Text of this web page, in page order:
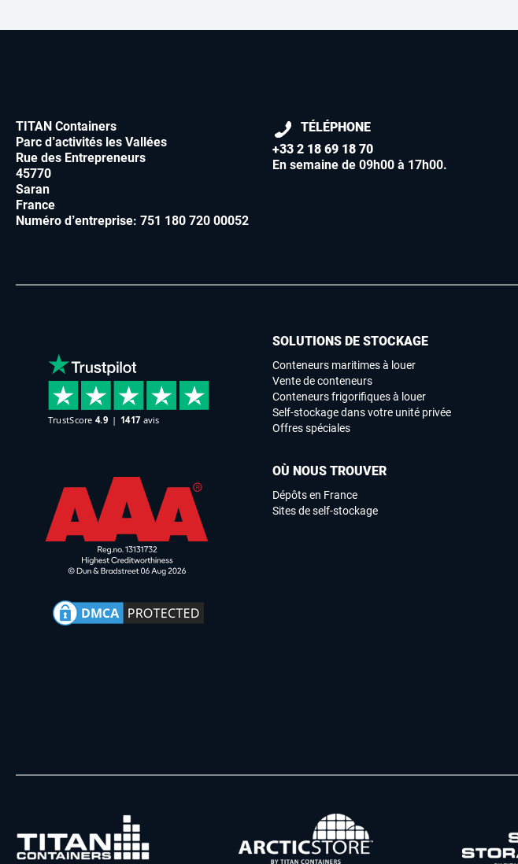
TITAN Containers
Parc d’activités les Vallées
Rue des Entrepreneurs
45770
Saran
France
Numéro d’entreprise: 751 180 720 00052
TÉLÉPHONE
+33 2 18 69 18 70
En semaine de 09h00 à 17h00.
SOLUTIONS DE STOCKAGE
Conteneurs maritimes à louer
Vente de conteneurs
Conteneurs frigorifiques à louer
Self-stockage dans votre unité privée
Offres spéciales
OÙ NOUS TROUVER
Dépôts en France
Sites de self-stockage